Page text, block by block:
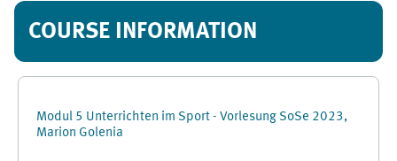
COURSE INFORMATION
Modul 5 Unterrichten im Sport - Vorlesung SoSe 2023,
Marion Golenia